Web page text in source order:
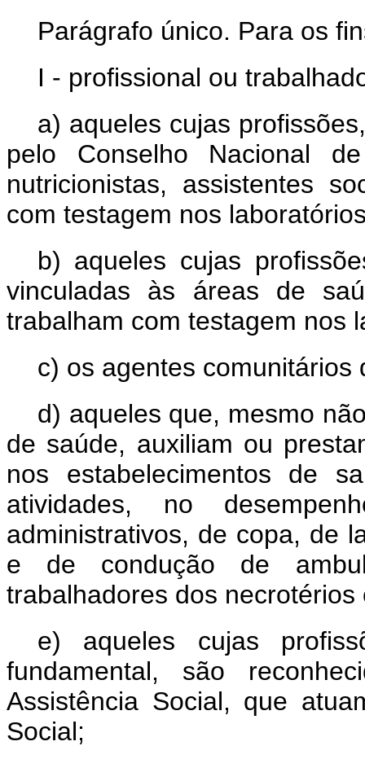
Parágrafo único. Para os
I - profissional ou
a) aqueles cujas
pelo Conselho Nacional
nutricionistas, assistentes
com testagem nos
b) aqueles cujas
vinculadas às áreas de
trabalham com testagem nos
c) os agentes
d) aqueles que, mesmo
de saúde, auxiliam ou
nos estabelecimentos de
atividades, no
administrativos, de copa, de
e de condução de
trabalhadores dos
e) aqueles cujas
fundamental, são
Assistência Social, que
Social;